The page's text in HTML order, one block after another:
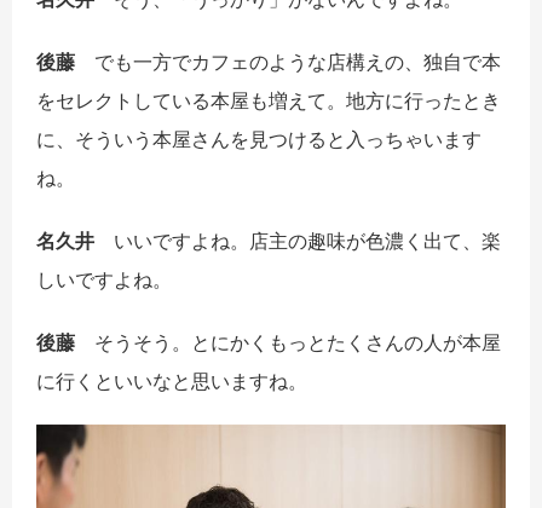
後藤 でも一方でカフェのような店構えの、独自で本
をセレクトしている本屋も増えて。地方に行ったとき
に、そういう本屋さんを見つけると入っちゃいます
ね。
名久井 いいですよね。店主の趣味が色濃く出て、楽
しいですよね。
後藤 そうそう。とにかくもっとたくさんの人が本屋
に行くといいなと思いますね。